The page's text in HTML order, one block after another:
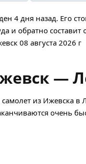
дня назад. Его
и обратно
08 августа 2026 г
—
из Ижевска
очень